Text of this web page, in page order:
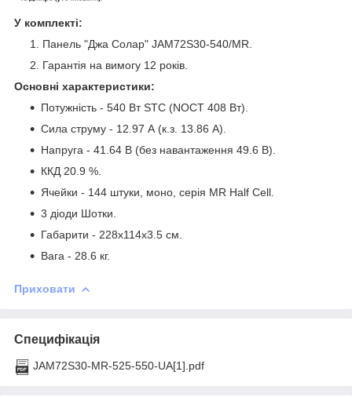
У комплекті:
Панель "Джа Солар" JAM72S30-540/MR.
Гарантія на вимогу 12 років.
Основні характеристики:
Потужність - 540 Вт STC (NOCT 408 Вт).
Сила струму - 12.97 А (к.з. 13.86 А).
Напруга - 41.64 В (без навантаження 49.6 В).
ККД 20.9 %.
Ячейки - 144 штуки, моно, серія MR Half Cell.
3 діоди Шотки.
Габарити - 228х114х3.5 см.
Вага - 28.6 кг.
Приховати
Специфікація
JAM72S30-MR-525-550-UA[1].pdf